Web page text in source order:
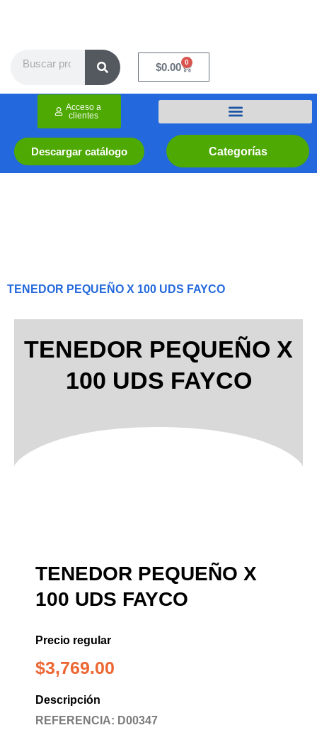
$0.00 0
Cart
Categorías
Descargar catálogo
Acceso a
clientes
TENEDOR PEQUEÑO X 100 UDS FAYCO
TENEDOR PEQUEÑO X
100 UDS FAYCO
TENEDOR PEQUEÑO X
100 UDS FAYCO
Precio regular
$3,769.00
Descripción
REFERENCIA: D00347